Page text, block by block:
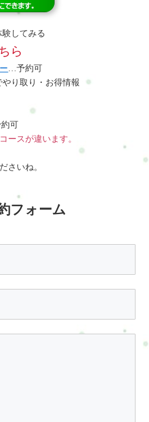
してみる
ら
…予約可
り取り・お得情報
可
ースが違います。
さいね。
フォーム